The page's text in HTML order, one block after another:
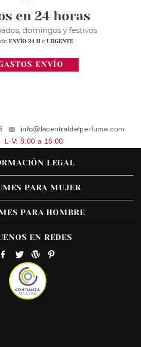
info@lacentraldelperfume.com
L-V: 8:00 a 16:00
LEGAL
PARA MUJER
PARA HOMBRE
EN REDES